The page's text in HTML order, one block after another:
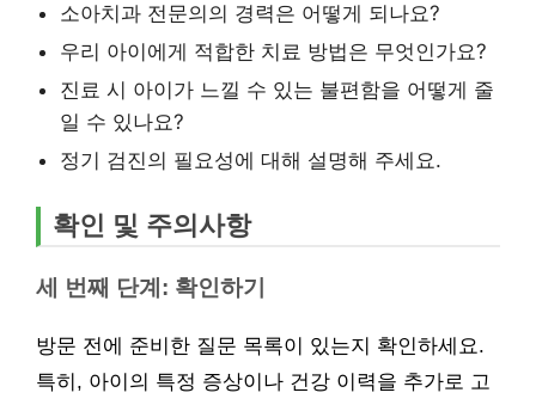
소아치과 전문의의 경력은 어떻게 되나요?
우리 아이에게 적합한 치료 방법은 무엇인가요?
진료 시 아이가 느낄 수 있는 불편함을 어떻게 줄
일 수 있나요?
정기 검진의 필요성에 대해 설명해 주세요.
확인 및 주의사항
세 번째 단계: 확인하기
방문 전에 준비한 질문 목록이 있는지 확인하세요.
특히, 아이의 특정 증상이나 건강 이력을 추가로 고